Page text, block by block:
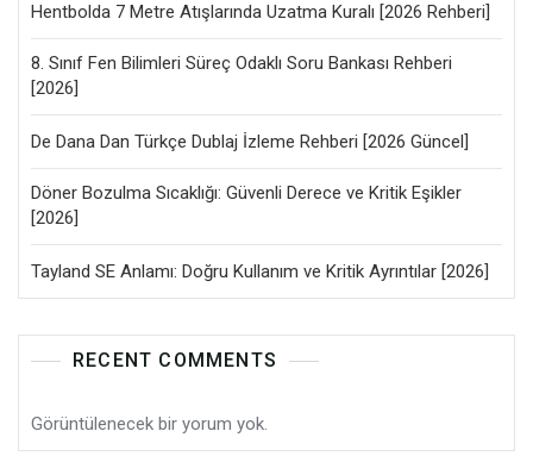
Hentbolda 7 Metre Atışlarında Uzatma Kuralı [2026 Rehberi]
8. Sınıf Fen Bilimleri Süreç Odaklı Soru Bankası Rehberi
[2026]
De Dana Dan Türkçe Dublaj İzleme Rehberi [2026 Güncel]
Döner Bozulma Sıcaklığı: Güvenli Derece ve Kritik Eşikler
[2026]
Tayland SE Anlamı: Doğru Kullanım ve Kritik Ayrıntılar [2026]
RECENT COMMENTS
Görüntülenecek bir yorum yok.